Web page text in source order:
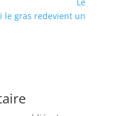
le gras redevient un